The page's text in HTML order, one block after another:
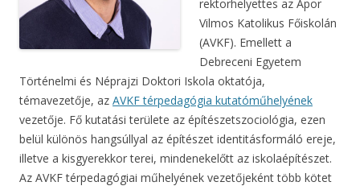
rektorhelyettes az Apor
Vilmos Katolikus Főiskolán
(AVKF). Emellett a
Debreceni Egyetem
Történelmi és Néprajzi Doktori Iskola oktatója,
témavezetője, az AVKF térpedagógia kutatóműhelyének
vezetője. Fő kutatási területe az építészetszociológia, ezen
belül különös hangsúllyal az építészet identitásformáló ereje,
illetve a kisgyerekkor terei, mindenekelőtt az iskolaépítészet.
Az AVKF térpedagógiai műhelyének vezetőjeként több kötet